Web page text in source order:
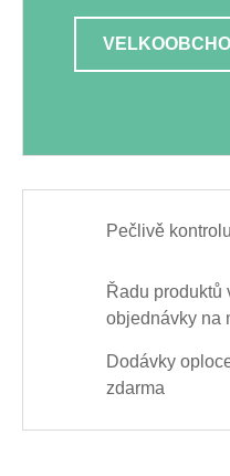
Pečlivě
Řadu produktů
objednávky na
Dodávky
zdarma